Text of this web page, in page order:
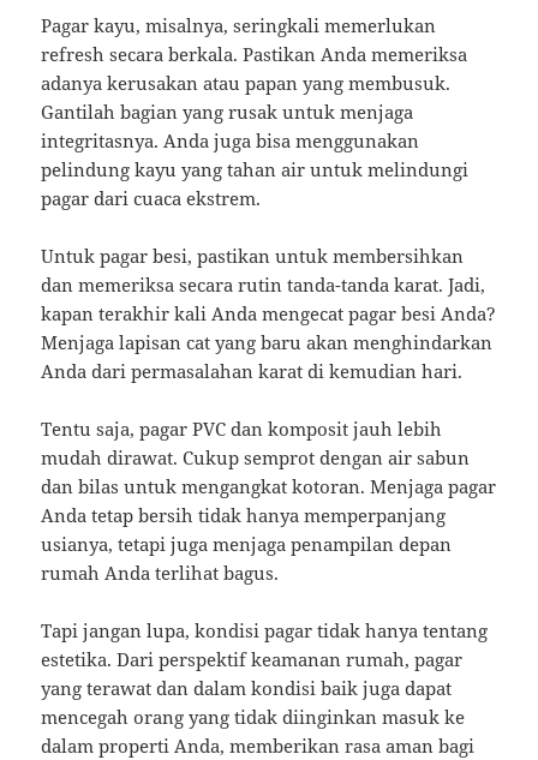
Pagar kayu, misalnya, seringkali memerlukan
refresh secara berkala. Pastikan Anda memeriksa
adanya kerusakan atau papan yang membusuk.
Gantilah bagian yang rusak untuk menjaga
integritasnya. Anda juga bisa menggunakan
pelindung kayu yang tahan air untuk melindungi
pagar dari cuaca ekstrem.
Untuk pagar besi, pastikan untuk membersihkan
dan memeriksa secara rutin tanda-tanda karat. Jadi,
kapan terakhir kali Anda mengecat pagar besi Anda?
Menjaga lapisan cat yang baru akan menghindarkan
Anda dari permasalahan karat di kemudian hari.
Tentu saja, pagar PVC dan komposit jauh lebih
mudah dirawat. Cukup semprot dengan air sabun
dan bilas untuk mengangkat kotoran. Menjaga pagar
Anda tetap bersih tidak hanya memperpanjang
usianya, tetapi juga menjaga penampilan depan
rumah Anda terlihat bagus.
Tapi jangan lupa, kondisi pagar tidak hanya tentang
estetika. Dari perspektif keamanan rumah, pagar
yang terawat dan dalam kondisi baik juga dapat
mencegah orang yang tidak diinginkan masuk ke
dalam properti Anda, memberikan rasa aman bagi